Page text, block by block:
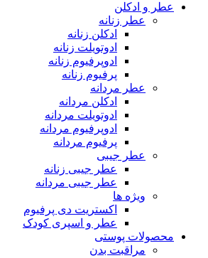
عطر و ادکلن
عطر زنانه
ادکلن زنانه
ادوتویلت زنانه
ادوپرفیوم زنانه
پرفیوم زنانه
عطر مردانه
ادکلن مردانه
ادوتویلت مردانه
ادوپرفیوم مردانه
پرفیوم مردانه
عطر جیبی
عطر جیبی زنانه
عطر جیبی مردانه
ویژه ها
اکستریت دی پرفیوم
عطر و اسپری کودک
محصولات پوستی
مراقبت بدن